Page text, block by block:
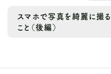
スマホで写真を綺麗に撮る
こと（後編）